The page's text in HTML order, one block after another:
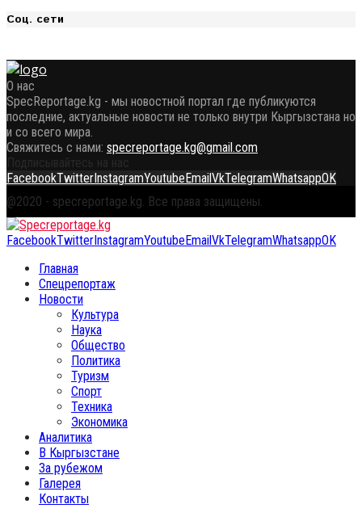
Соц. сети
О нас
SpecReportage.kg - мы новостной портал где публикуются
последние, актуальные новости не только внутри Кыргызстана но
и со всего мира.
Свяжитесь с нами: specreportage.kg@gmail.com
Подписывайтесь на нас
FacebookTwitter InstagramYoutube EmailVkTelegramWhatsappOK
@2020 - specreportage.kg. Все права защищены.
FacebookTwitter InstagramYoutube EmailVkTelegramWhatsappOK
Главная
Спецрепортаж
Новости
Культура
Наука
Общество
Политика
Туризм
Спорт
Техника
Экономика
Аналитика
В Кыргызстане
За рубежом
Галерея
Контакты